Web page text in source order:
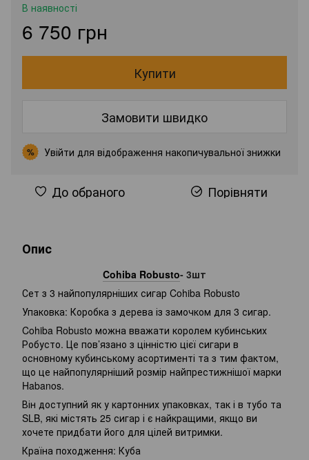
В наявності
6 750 грн
Купити
Замовити швидко
% Увійти для відображення накопичувальної знижки
До обраного Порівняти
Опис
Cohiba Robusto- 3шт
Сет з 3 найпопулярніших сигар Cohiba Robusto
Упаковка: Коробка з дерева із замочком для 3 сигар.
Cohiba Robusto можна вважати королем кубинських
Робусто. Це пов’язано з цінністю цієї сигари в
основному кубинському асортименті та з тим фактом,
що це найпопулярніший розмір найпрестижнішої марки
Habanos.
Він доступний як у картонних упаковках, так і в тубо та
SLB, які містять 25 сигар і є найкращими, якщо ви
хочете придбати його для цілей витримки.
Країна походження: Куба